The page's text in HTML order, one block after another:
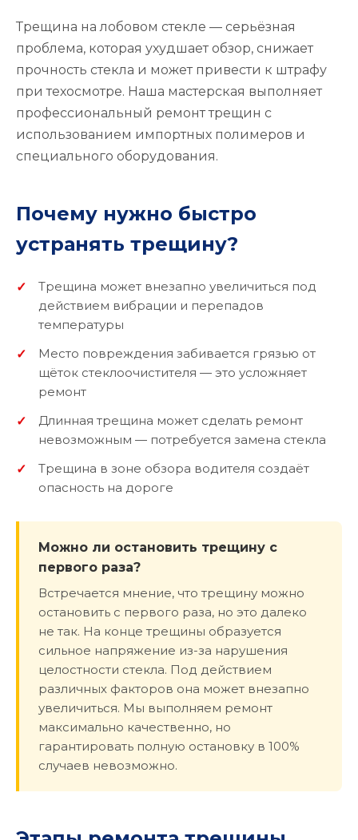
Трещина на лобовом стекле — серьёзная
проблема, которая ухудшает обзор, снижает
прочность стекла и может привести к штрафу
при техосмотре. Наша мастерская выполняет
профессиональный ремонт трещин с
использованием импортных полимеров и
специального оборудования.
Почему нужно быстро
устранять трещину?
Трещина может внезапно увеличиться под
действием вибрации и перепадов
температуры
Место повреждения забивается грязью от
щёток стеклоочистителя — это усложняет
ремонт
Длинная трещина может сделать ремонт
невозможным — потребуется замена стекла
Трещина в зоне обзора водителя создаёт
опасность на дороге
Можно ли остановить трещину с
первого раза?
Встречается мнение, что трещину можно
остановить с первого раза, но это далеко
не так. На конце трещины образуется
сильное напряжение из-за нарушения
целостности стекла. Под действием
различных факторов она может внезапно
увеличиться. Мы выполняем ремонт
максимально качественно, но
гарантировать полную остановку в 100%
случаев невозможно.